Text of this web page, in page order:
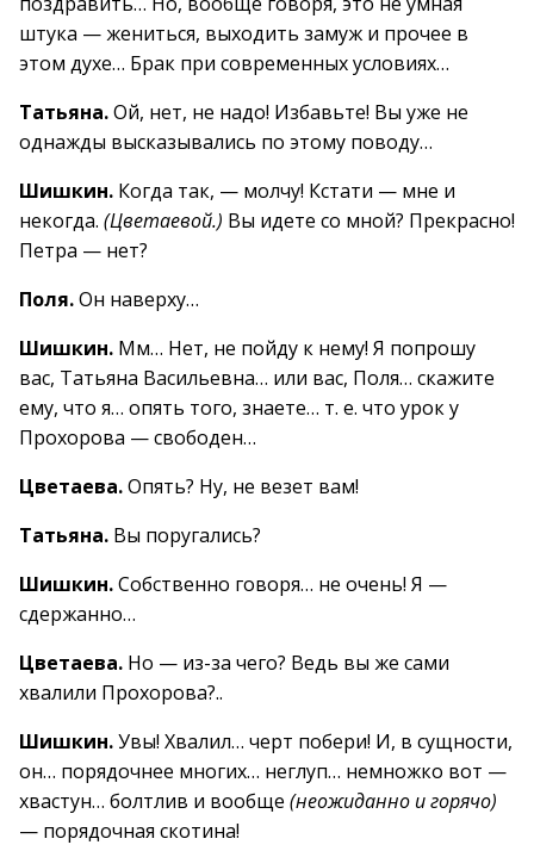
штука — жениться, выходить замуж и прочее в
этом духе… Брак при современных условиях…
Татьяна.Ой, нет, не надо! Избавьте! Вы уже не
однажды высказывались по этому поводу…
Шишкин. Когда так, — молчу! Кстати — мне и
некогда. (Цветаевой.) Вы идете со мной? Прекрасно!
Петра — нет?
Поля.Он наверху…
Шишкин. Мм… Нет, не пойду к нему! Я попрошу
вас, Татьяна Васильевна… или вас, Поля… скажите
ему, что я… опять того, знаете… т. е. что урок у
Прохорова — свободен…
Цветаева.Опять? Ну, не везет вам!
Татьяна. Вы поругались?
Шишкин.Собственно говоря… не очень! Я —
сдержанно…
Цветаева. Но — из-за чего? Ведь вы же сами
хвалили Прохорова?..
Шишкин.Увы! Хвалил… черт побери! И, в сущности,
он… порядочнее многих… неглуп… немножко вот —
хвастун… болтлив и вообще (неожиданно и горячо)
— порядочная скотина!